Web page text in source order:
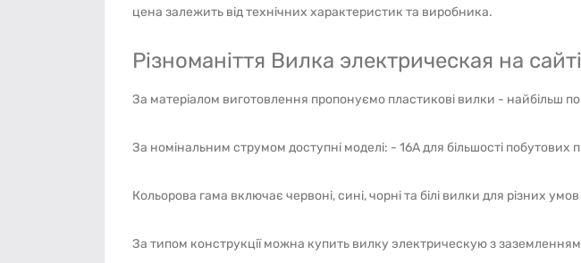
цена залежить від технічних характеристик та виробника.
Різноманіття Вилка электрическая на
За матеріалом виготовлення пропонуємо пластикові вилки - найбільш
За номінальним струмом доступні моделі: - 16А для більшості
Кольорова гама включає червоні, сині, чорні та білі вилки для різних
За типом конструкції можна купить вилку электрическую з